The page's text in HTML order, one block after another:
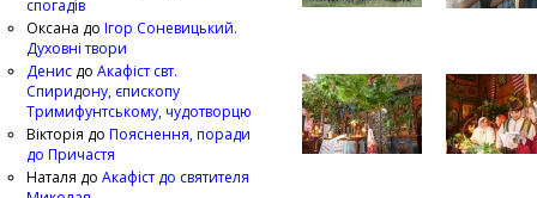
спогадів
Оксана до Ігор Соневицький.
Духовні твори
Денис до Акафіст свт.
Спиридону, єпископу
Тримифунтському, чудотворцю
Вікторія до Пояснення, поради
до Причастя
Наталя до Акафіст до святителя